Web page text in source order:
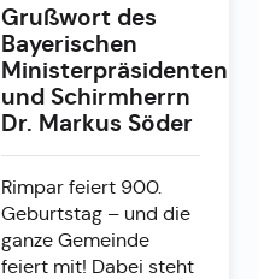
Grußwort des
Bayerischen
Ministerpräsidenten
und Schirmherrn
Dr. Markus Söder
Rimpar feiert 900.
Geburtstag – und die
ganze Gemeinde
feiert mit! Dabei steht